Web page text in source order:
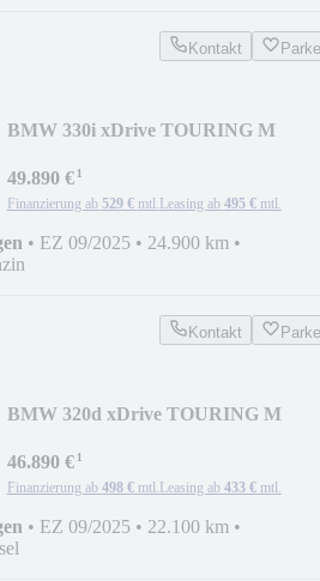
Kontakt
BMW 330i xDrive TOURING M
49.890 €¹
Finanzierung ab 529 € mtl. Leasing ab 495 € mtl.
• EZ 09/2025 • 24.900 km •
Kontakt
BMW 320d xDrive TOURING M
46.890 €¹
Finanzierung ab 498 € mtl. Leasing ab 433 € mtl.
• EZ 09/2025 • 22.100 km •